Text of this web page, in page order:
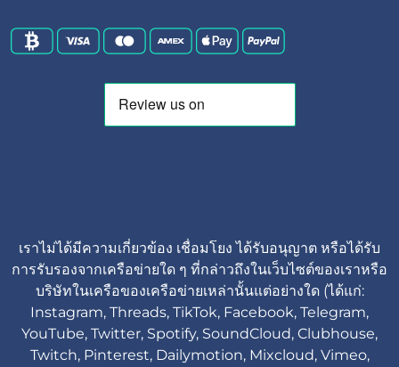
เราไม่ได้มีความเกี่ยวข้อง เชื่อมโยง ได้รับอนุญาต หรือได้รับ
การรับรองจากเครือข่ายใด ๆ ที่กล่าวถึงในเว็บไซต์ของเราหรือ
บริษัทในเครือของเครือข่ายเหล่านั้นแต่อย่างใด (ได้แก่:
Instagram, Threads, TikTok, Facebook, Telegram,
YouTube, Twitter, Spotify, SoundCloud, Clubhouse,
Twitch, Pinterest, Dailymotion, Mixcloud, Vimeo,